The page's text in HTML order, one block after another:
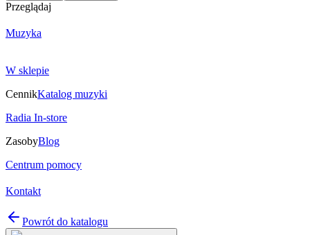
Przeglądaj
Muzyka
W sklepie
CennikKatalog muzyki
Radia In-store
ZasobyBlog
Centrum pomocy
Kontakt
Powrót do katalogu